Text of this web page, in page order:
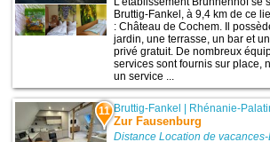
Bruttig-Fankel, à 9,4 km de ce
: Château de Cochem. Il
jardin, une terrasse, un bar et
privé gratuit. De nombreux
services sont fournis sur place,
un service ...
11 Bruttig-Fankel | Rhénanie-
Zur Fausenburg
Distance Location de